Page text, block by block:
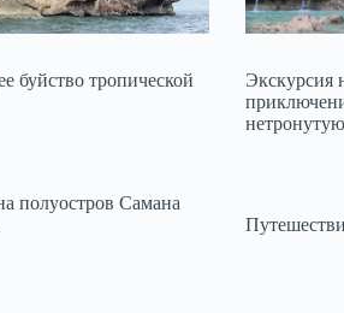
буйство тропической
полуостров Самана
Экскурсия